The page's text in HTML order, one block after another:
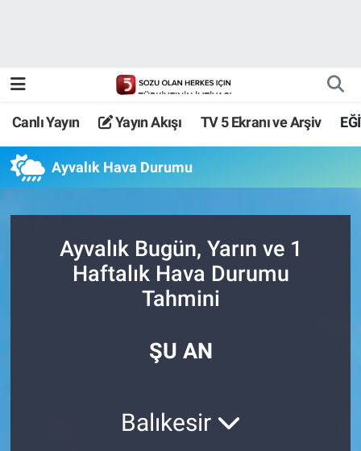
Canlı Yayın Yayın Akışı TV 5 Ekranı ve Arşiv
Ayvalık Hava Durumu
Ayvalık Bugün, Yarın ve 1
Haftalık Hava Durumu
Tahmini
ŞU AN
Balıkesir
TV 5 Ekranı ve Arşiv